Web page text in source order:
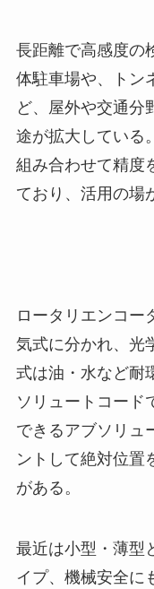
長距離で高感度の
体駐車場や、トン
ど、屋外や交通分
途が拡大している
組み合わせて精度
ており、活用の場
ロータリエンコー
気式に分かれ、光
式は油・水など耐
ソリュートコード
できるアブソリュ
ントして絶対位置
がある。
最近は小型・薄型
イプ、機械安全に